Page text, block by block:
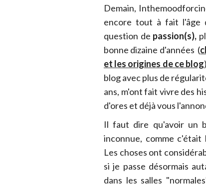
Demain,
encore tout à fait l'âge
question de passion(s),
bonne dizaine d'années (
et les origines de ce blog
blog avec plus de
ans, m'ont fait vivre des
d'ores et déjà vous
Il faut dire qu'avoir un
inconnue, comme c'était
Les choses ont
si je passe désormais
dans les salles